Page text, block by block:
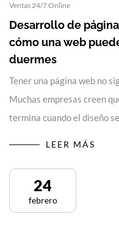
Ventas 24/7 Online
Desarrollo de
cómo una web
duermes
Tener una página web no
Muchas empresas creen
termina cuando el diseño
LEER MÁS
24
febrero